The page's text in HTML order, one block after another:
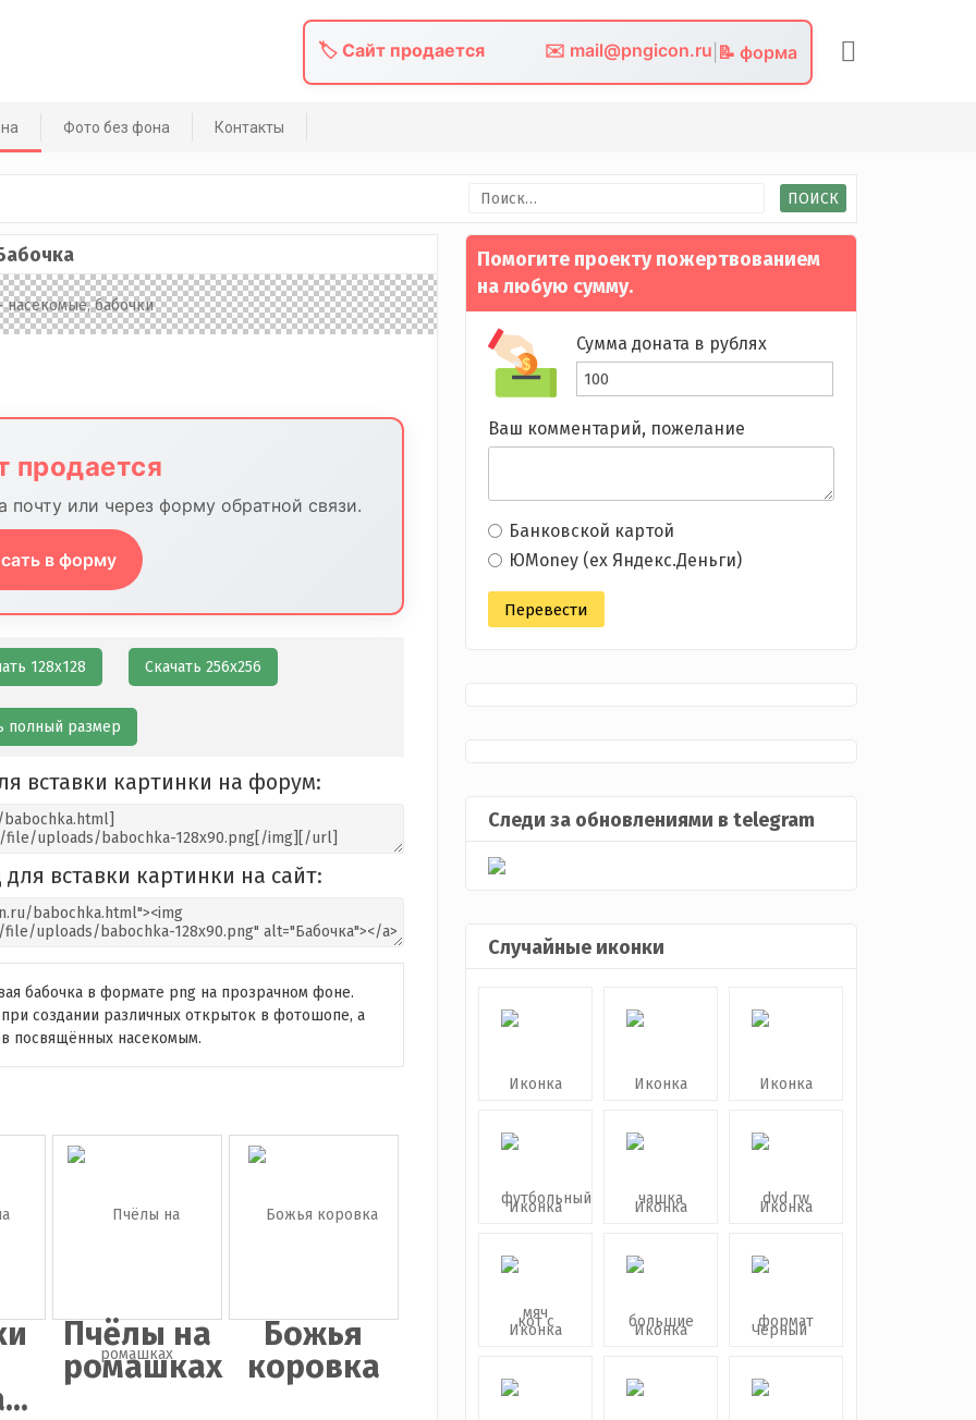
🏷️ Сайт продается ✉️ mail@pngicon.ru 📝 форма
Фото без фона Контакты
Найти:
продается
или через форму обратной связи.
в форму
128х128 Скачать 256х256
полный размер
вставки картинки на форум:
вставки картинки на сайт:
бабочка в формате png на прозрачном фоне.
создании различных открыток в фотошопе, а
посвящённых насекомым.
Пчёлы на
ромашках
Божья
коровка
Помогите проекту пожертвованием
на любую сумму.
Сумма доната в рублях
Ваш комментарий, пожелание
Банковской картой
ЮMoney (ex Яндекс.Деньги)
Следи за обновлениями в telegram
Случайные иконки